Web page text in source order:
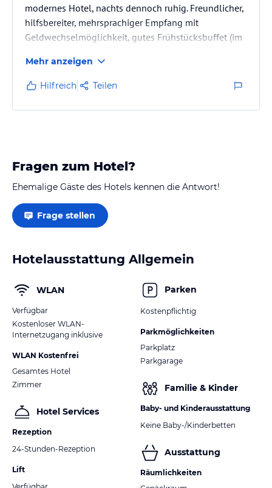
modernes Hotel, nachts dennoch ruhig. Freundlicher,
hilfsbereiter, mehrsprachiger Empfang mit
Geldwechselmöglichkeit, gutes Frühstücksbuffet (im
Klimaanlage, Parken vor dem Haus gut und
kostenlos möglich. Internationales Publikum. Gut
geeignet für Städtereise/Business und als
Ausgangspunkt für Tagesausflüge. Sehr gutes Preis-
Mehr anzeigen
Hilfreich Teilen
Fragen zum Hotel?
Ehemalige Gäste des Hotels kennen die Antwort!
Frage stellen
Hotelausstattung Allgemein
WLAN
Verfügbar
Kostenloser WLAN-
Internetzugang inklusive
WLAN Kostenfrei
Gesamtes Hotel
Zimmer
Hotel Services
Rezeption
24-Stunden-Rezeption
Lift
Parken
Kostenpflichtig
Parkmöglichkeiten
Parkplatz
Parkgarage
Familie & Kinder
Baby- und Kinderausstattung
Keine Baby-/Kinderbetten
Ausstattung
Räumlichkeiten